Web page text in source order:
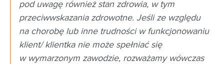
pod uwagę również stan zdrowia, w tym
przeciwwskazania zdrowotne. Jeśli ze względu
na chorobę lub inne trudności w funkcjonowaniu
klient/ klientka nie może spełniać się
w wymarzonym zawodzie, rozważamy wówczas